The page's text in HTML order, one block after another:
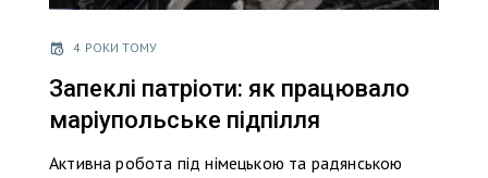
4 РОКИ ТОМУ
Запеклі патріоти: як працювало
маріупольське підпілля
Активна робота під німецькою та радянською